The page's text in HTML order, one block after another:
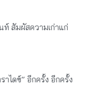
ท์ สัมผัสความเก่าแก่
าไดซ์” อีกครั้ง อีกครั้ง